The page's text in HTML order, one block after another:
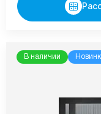
В наличии